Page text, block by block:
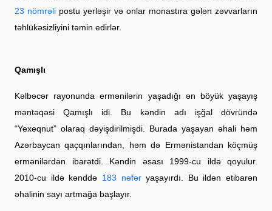
23 nömrəli postu yerləşir və onlar monastıra gələn zəvvarların
təhlükəsizliyini təmin edirlər.
Qamışlı
Kəlbəcər rayonunda ermənilərin yaşadığı ən böyük yaşayış
məntəqəsi Qamışlı idi. Bu kəndin adı işğal dövründə
“Yexeqnut” olaraq dəyişdirilmişdi. Burada yaşayan əhali həm
Azərbaycan qaçqınlarından, həm də Ermənistandan köçmüş
ermənilərdən ibarətdi. Kəndin əsası 1999-cu ildə qoyulur.
2010-cu ildə kənddə 183 nəfəryaşayırdı. Bu ildən etibarən
əhalinin sayı artmağa başlayır.